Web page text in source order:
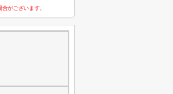
がございます。